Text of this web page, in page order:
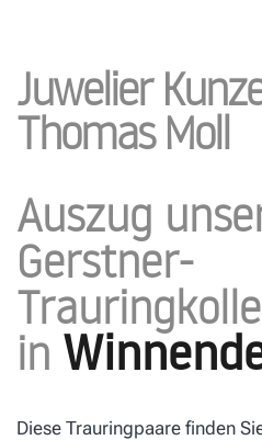
Juwelier
Thomas Moll
Auszug
Gerstner-
in
Diese Trauringpaare finden